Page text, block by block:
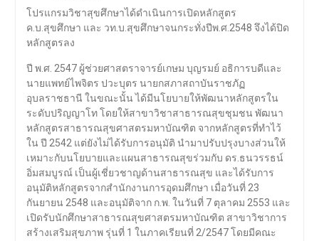
โปรแกรมวิชาสุขศึกษาได้ดำเนินการเปิดหลักสูตร
ค.บ.สุขศึกษา และ วท.บ.สุขศึกษาจนกระทั่งปีพ.ศ.2548 จึงได้ปิด
หลักสูตรลง
ปี พ.ศ. 2547 ผู้ช่วยศาสตราจารย์เกษม บุญรมย์ อธิการบดีและ
นายแพทย์ไพจิตร ปวะบุตร นายกสภาสถาบันราชภัฏ
อุบลราชธานี ในขณะนั้น ได้มีนโยบายให้พัฒนาหลักสูตรใน
ระดับปริญญาโท โดยให้สาขาวิชาสาธารณสุขชุมชน พัฒนา
หลักสูตรสาธารณสุขศาสตรมหาบัณฑิต จากหลักสูตรที่ทำไว้
ใน ปี 2542 แต่ยังไม่ได้รับการอนุมัติ นำมาปรับปรุงบางส่วนให้
เหมาะกับนโยบายและแผนสาธารณสุขร่วมกับ ดร.ธนวรรธน์
อิ่มสมบูรณ์ เป็นผู้เชี่ยวชาญด้านสาธารณสุข และได้รับการ
อนุมัติหลักสูตรจากสำนักงานการอุดมศึกษา เมื่อวันที่ 23
กันยายน 2548 และอนุมัติจาก ก.พ. ในวันที่ 7 ตุลาคม 2553 และ
เปิดรับนักศึกษาสาธารณสุขศาสตรมหาบัณฑิต สาขาวิชาการ
สร้างเสริมสุขภาพ รุ่นที่ 1 ในภาคเรียนที่ 2/2547 โดยมีคณะ